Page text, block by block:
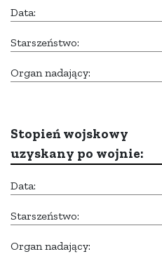
Data:
Starszeństwo:
Organ nadający:
Stopień wojskowy
uzyskany po wojnie:
Data:
Starszeństwo:
Organ nadający: